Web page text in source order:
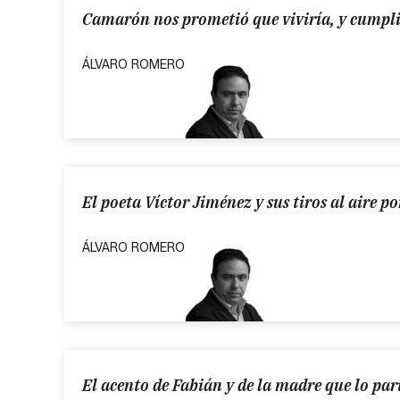
Camarón nos prometió que viviría, y
ÁLVARO ROMERO
El poeta Víctor Jiménez y sus tiros al aire
ÁLVARO ROMERO
El acento de Fabián y de la madre que lo